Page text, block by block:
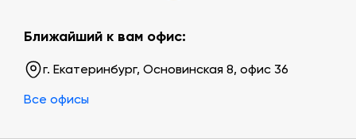
Ближайший к вам офис:
г. Екатеринбург, Основинская 8, офис 36
Все офисы